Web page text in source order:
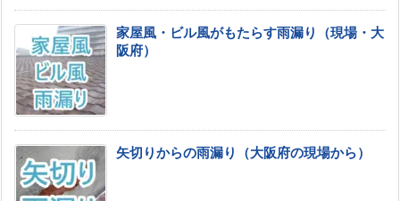
家屋風・ビル風がもたらす雨漏り（現場・大
阪府）
矢切りからの雨漏り（大阪府の現場から）